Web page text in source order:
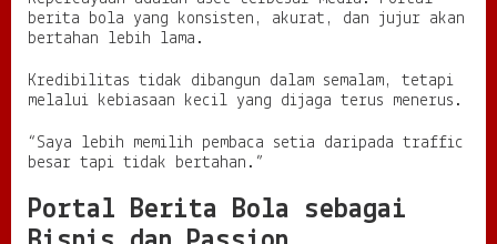
berita bola yang konsisten, akurat, dan jujur akan
bertahan lebih lama.
Kredibilitas tidak dibangun dalam semalam, tetapi
melalui kebiasaan kecil yang dijaga terus menerus.
“Saya lebih memilih pembaca setia daripada traffic
besar tapi tidak bertahan.”
Portal Berita Bola sebagai